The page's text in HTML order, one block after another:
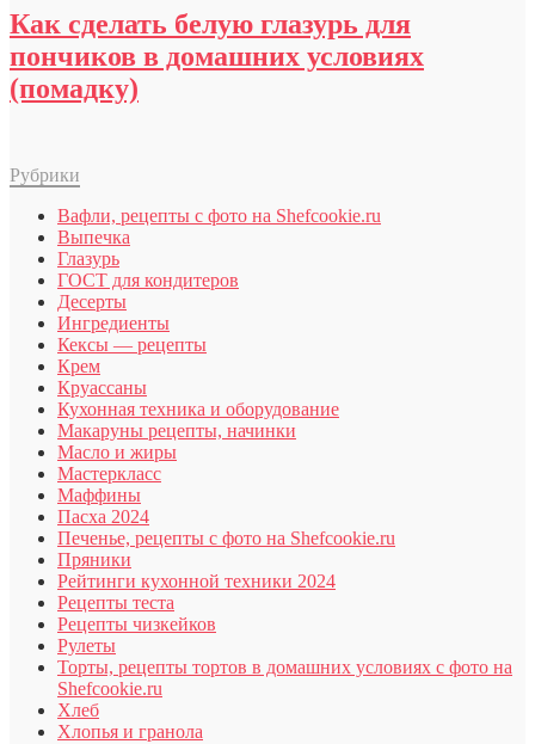
Как сделать белую глазурь для
пончиков в домашних условиях
(помадку)
Рубрики
Вафли, рецепты с фото на Shefcookie.ru
Выпечка
Глазурь
ГОСТ для кондитеров
Десерты
Ингредиенты
Кексы — рецепты
Крем
Круассаны
Кухонная техника и оборудование
Макаруны рецепты, начинки
Масло и жиры
Мастеркласс
Маффины
Пасха 2024
Печенье, рецепты с фото на Shefcookie.ru
Пряники
Рейтинги кухонной техники 2024
Рецепты теста
Рецепты чизкейков
Рулеты
Торты, рецепты тортов в домашних условиях с фото на
Shefcookie.ru
Хлеб
Хлопья и гранола